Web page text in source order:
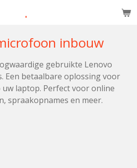
.
inbouw
gebruikte Lenovo
Een betaalbare oplossing voor
laptop. Perfect voor online
spraakopnames en meer.